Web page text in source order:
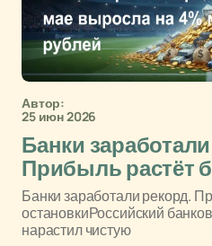
Автор:
25 июн 2026
Банки
Прибыль растёт
Банки заработали рекорд.
остановкиРоссийский
нарастил чистую